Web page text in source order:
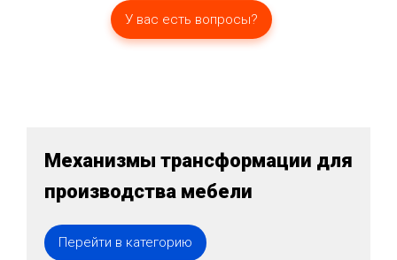
У вас есть вопросы?
Механизмы трансформации для
производства мебели
Перейти в категорию